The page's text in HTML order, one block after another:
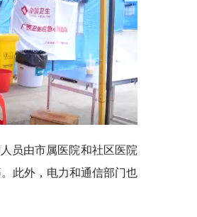
员由市属医院和社区医院
此外，电力和通信部门也